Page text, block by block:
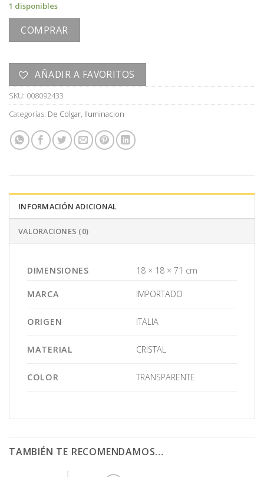
1 disponibles
COMPRAR
AÑADIR A FAVORITOS
SKU: 008092433
Categorías: De Colgar, Iluminacion
INFORMACIÓN ADICIONAL
VALORACIONES (0)
DIMENSIONES 18 × 18 × 71 cm
MARCA IMPORTADO
ORIGEN ITALIA
MATERIAL CRISTAL
COLOR TRANSPARENTE
TAMBIÉN TE RECOMENDAMOS…